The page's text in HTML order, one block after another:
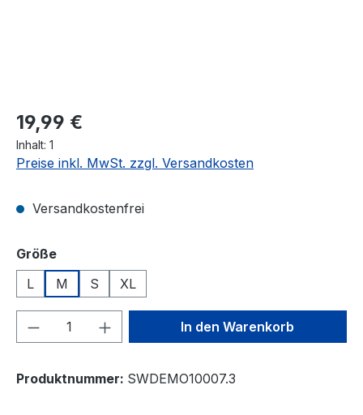
19,99 €
Inhalt: 1
Preise inkl. MwSt. zzgl. Versandkosten
Versandkostenfrei
Größeauswählen
L
M S XL
Produkt Anzahl: Gib denIn den Warenkorb
Produktnummer: SWDEMO10007.3